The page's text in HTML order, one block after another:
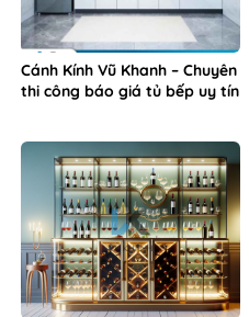
Cánh Kính Vũ Khanh – Chuyên
thi công báo giá tủ bếp uy tín